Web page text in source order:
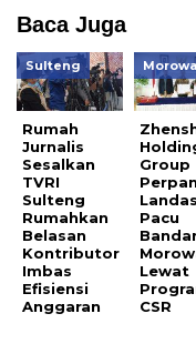
Baca Juga
Sulteng
Rumah
Jurnalis
Sesalkan
TVRI
Sulteng
Rumahkan
Belasan
Kontributor
Imbas
Efisiensi
Anggaran
Group
Pacu
Lewat
CSR